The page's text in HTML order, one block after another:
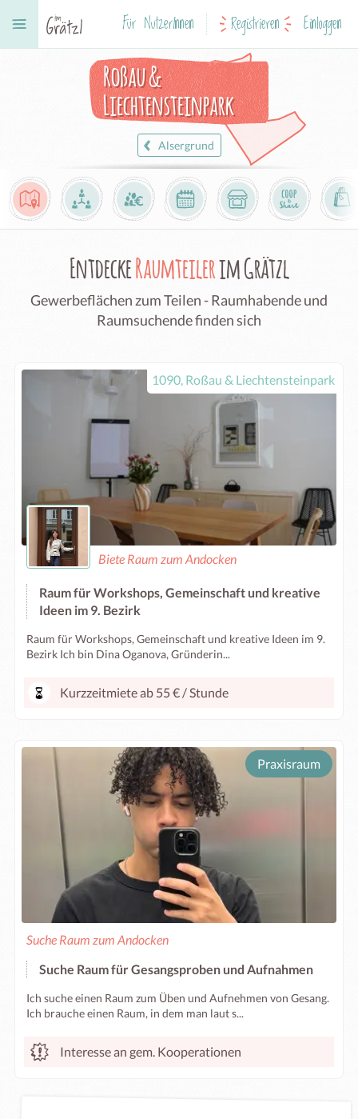
Für NutzerInnen Registrieren Einloggen
Roßau &
Liechtensteinpark
Alsergrund
EntdeckeRaumteilerim Grätzl
Gewerbeflächen zum Teilen - Raumhabende und
Raumsuchende finden sich
1090, Roßau & Liechtensteinpark
Biete Raum zum Andocken
Raum für Workshops, Gemeinschaft und kreative
Ideen im 9. Bezirk
Raum für Workshops, Gemeinschaft und kreative Ideen im 9.
Bezirk Ich bin Dina Oganova, Gründerin...
Kurzzeitmiete ab 55 € / Stunde
Praxisraum
Suche Raum zum Andocken
Suche Raum für Gesangsproben und Aufnahmen
Ich suche einen Raum zum Üben und Aufnehmen von Gesang.
Ich brauche einen Raum, in dem man laut s...
Interesse an gem. Kooperationen